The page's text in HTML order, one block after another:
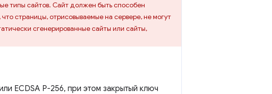
типы сайтов. Сайт должен быть способен
страницы, отрисовываемые на сервере, не могут
сгенерированные сайты или сайты,
ECDSA P-256, при этом закрытый ключ